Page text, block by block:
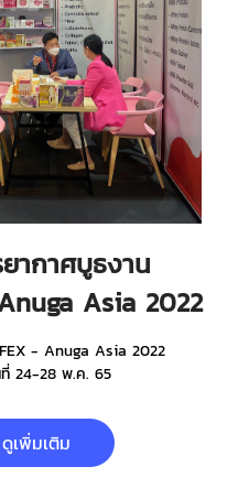
ากาศบูธงาน
Asia 2022
- Anuga Asia 2022
ที่ 24-28 พ.ค. 65
ดูเพิ่มเติม